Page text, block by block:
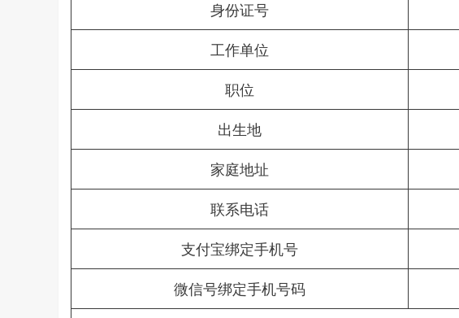
身份证号
工作单位
职位
出生地
家庭地址
联系电话
支付宝绑定手机号
微信号绑定手机号码